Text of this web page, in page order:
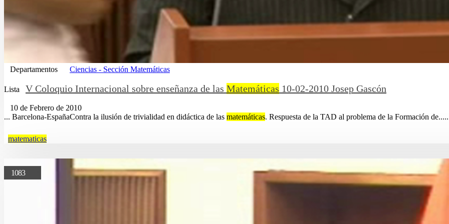
Departamentos Ciencias - Sección Matemáticas
Lista V Coloquio Internacional sobre enseñanza de las Matemáticas 10-02-2010 Josep Gascón
10 de Febrero de 2010
... Barcelona-EspañaContra la ilusión de trivialidad en didáctica de las matemáticas. Respuesta de la TAD al problema de la Formación
matematicas
1083